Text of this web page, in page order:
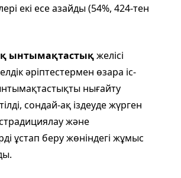
екі есе азайды (54%, 424-тен
ынтымақтастықжелісі
әріптестермен өзара іс-
нығайту
сондай-ақ іздеуде жүрген
және
ұстап беру жөніндегі жұмыс